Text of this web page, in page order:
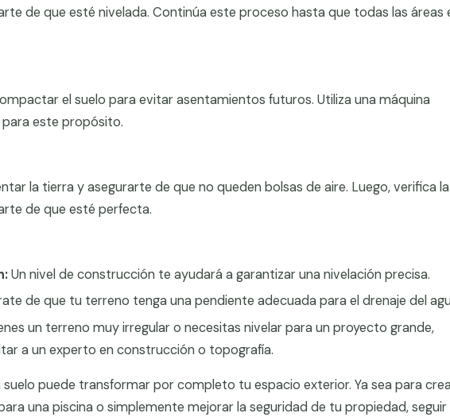
de que esté nivelada. Continúa este proceso hasta que todas las áreas
el suelo para evitar asentamientos futuros. Utiliza una máquina
este propósito.
la tierra y asegurarte de que no queden bolsas de aire. Luego, verifica la
de que esté perfecta.
Un nivel de construcción te ayudará a garantizar una nivelación precisa.
de que tu terreno tenga una pendiente adecuada para el drenaje del
un terreno muy irregular o necesitas nivelar para un proyecto grande,
a un experto en construcción o topografía.
puede transformar por completo tu espacio exterior. Ya sea para
una piscina o simplemente mejorar la seguridad de tu propiedad,